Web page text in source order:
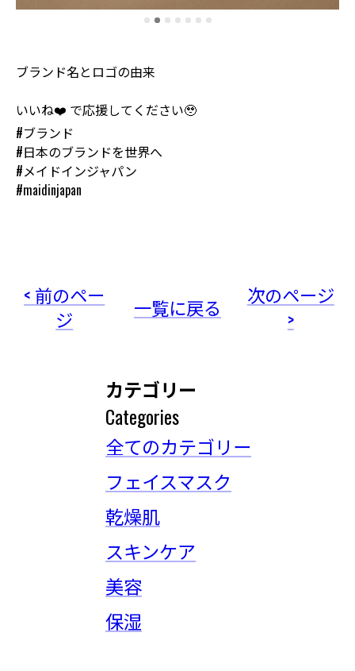
ブランド名とロゴの由来
いいね❤️ で応援してください🥹
#ブランド
#日本のブランドを世界へ
#メイドインジャパン
#maidinjapan
< 前のペー
ジ
一覧に戻る
次のページ
>
カテゴリー
Categories
全てのカテゴリー
フェイスマスク
乾燥肌
スキンケア
美容
保湿